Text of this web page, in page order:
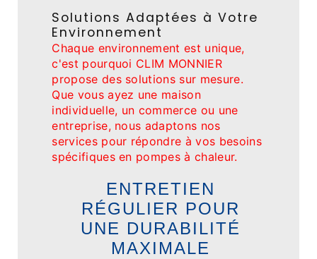
Solutions Adaptées à Votre
Environnement
Chaque environnement est unique,
c'est pourquoi CLIM MONNIER
propose des solutions sur mesure.
Que vous ayez une maison
individuelle, un commerce ou une
entreprise, nous adaptons nos
services pour répondre à vos besoins
spécifiques en pompes à chaleur.
ENTRETIEN
RÉGULIER POUR
UNE DURABILITÉ
MAXIMALE